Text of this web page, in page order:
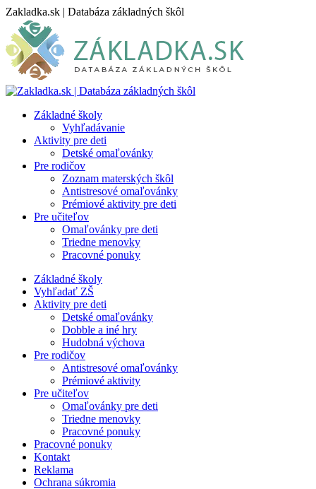
Skip
content
Zakladka.sk | Databáza základných škôl
Základné školy
Vyhľadávanie
Aktivity pre deti
Detské omaľovánky
Pre rodičov
Zoznam materských škôl
Antistresové omaľovánky
Prémiové aktivity pre deti
Pre učiteľov
Omaľovánky pre deti
Triedne menovky
Pracovné ponuky
Základné školy
Vyhľadať ZŠ
Aktivity pre deti
Detské omaľovánky
Dobble a iné hry
Hudobná výchova
Pre rodičov
Antistresové omaľovánky
Prémiové aktivity
Pre učiteľov
Omaľovánky pre deti
Triedne menovky
Pracovné ponuky
Pracovné ponuky
Kontakt
Reklama
Ochrana súkromia